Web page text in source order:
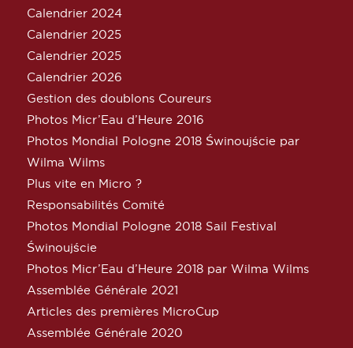
Calendrier 2024
Calendrier 2025
Calendrier 2025
Calendrier 2026
Gestion des doublons Coureurs
Photos Micr’Eau d’Heure 2016
Photos Mondial Pologne 2018 Świnoujście par
Wilma Wilms
Plus vite en Micro ?
Responsabilités Comité
Photos Mondial Pologne 2018 Sail Festival
Świnoujście
Photos Micr’Eau d’Heure 2018 par Wilma Wilms
Assemblée Générale 2021
Articles des premières MicroCup
Assemblée Générale 2020